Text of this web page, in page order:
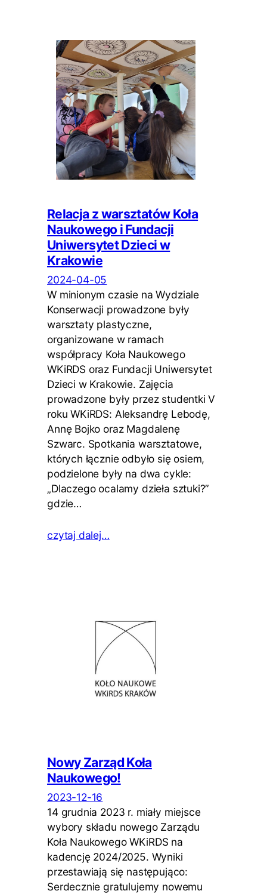
Relacja z warsztatów Koła
Naukowego i Fundacji
Uniwersytet Dzieci w
Krakowie
2024-04-05
W minionym czasie na Wydziale
Konserwacji prowadzone były
warsztaty plastyczne,
organizowane w ramach
współpracy Koła Naukowego
WKiRDS oraz Fundacji Uniwersytet
Dzieci w Krakowie. Zajęcia
prowadzone były przez studentki V
roku WKiRDS: Aleksandrę Lebodę,
Annę Bojko oraz Magdalenę
Szwarc. Spotkania warsztatowe,
których łącznie odbyło się osiem,
podzielone były na dwa cykle:
„Dlaczego ocalamy dzieła sztuki?”
gdzie…
czytaj dalej…
Nowy Zarząd Koła
Naukowego!
2023-12-16
14 grudnia 2023 r. miały miejsce
wybory składu nowego Zarządu
Koła Naukowego WKiRDS na
kadencję 2024/2025. Wyniki
przestawiają się następująco:
Serdecznie gratulujemy nowemu